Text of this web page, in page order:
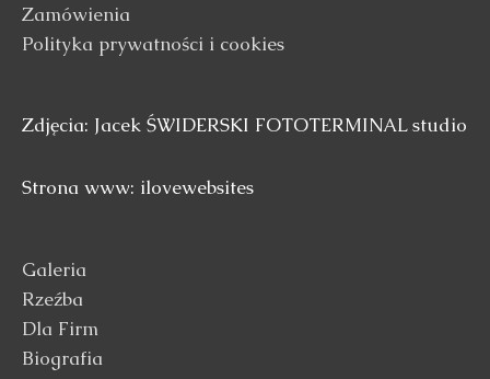
Zamówienia
Polityka prywatności i cookies
Zdjęcia: Jacek ŚWIDERSKI FOTOTERMINAL studio
Strona www: ilovewebsites
Galeria
Rzeźba
Dla Firm
Biografia